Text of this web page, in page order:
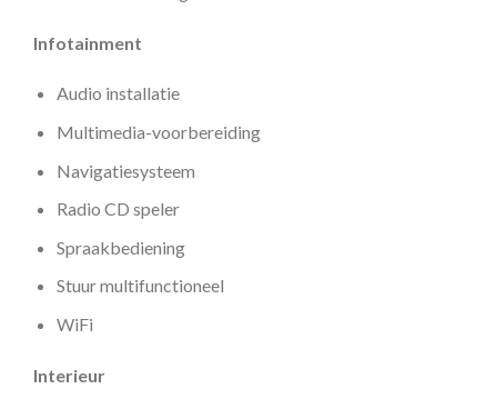
Infotainment
Audio installatie
Multimedia-voorbereiding
Navigatiesysteem
Radio CD speler
Spraakbediening
Stuur multifunctioneel
WiFi
Interieur